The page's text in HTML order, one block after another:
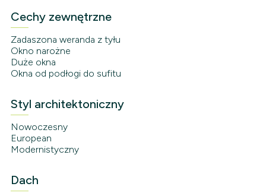
Cechy zewnętrzne
Zadaszona weranda z tyłu
Okno narożne
Duże okna
Okna od podłogi do sufitu
Styl architektoniczny
Nowoczesny
European
Modernistyczny
Dach